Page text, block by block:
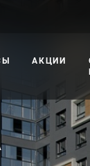
АКЦИИ